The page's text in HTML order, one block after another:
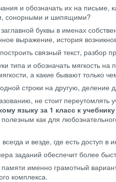
и обозначать их на письме,
сонорными и шипящими?
буквы в именах
выражение, история
связный текст, разбор
типа и обозначать мягкость
а какие бывают только
строки на другую, деление
не стоит переутомлять
языку за 1 класс к
как для
и везде, где есть доступ в
заданий обеспечит более
памяти именно грамотный
комплекса.